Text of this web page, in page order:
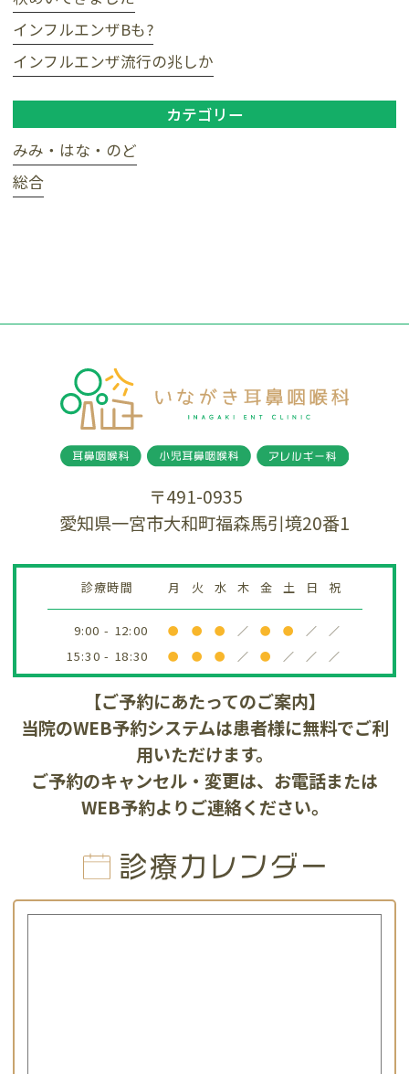
インフルエンザBも?
インフルエンザ流行の兆しか
カテゴリー
みみ・はな・のど
総合
〒491-0935
愛知県一宮市大和町福森馬引境20番1
診療時間 月 火 水 木 金 土 日 祝
9:00 - 12:00 ● ● ● ／ ● ● ／ ／
15:30 - 18:30 ● ● ● ／ ● ／ ／ ／
【ご予約にあたってのご案内】
当院のWEB予約システムは患者様に無料でご利
用いただけます。
ご予約のキャンセル・変更は、お電話または
WEB予約よりご連絡ください。
診療カレンダー